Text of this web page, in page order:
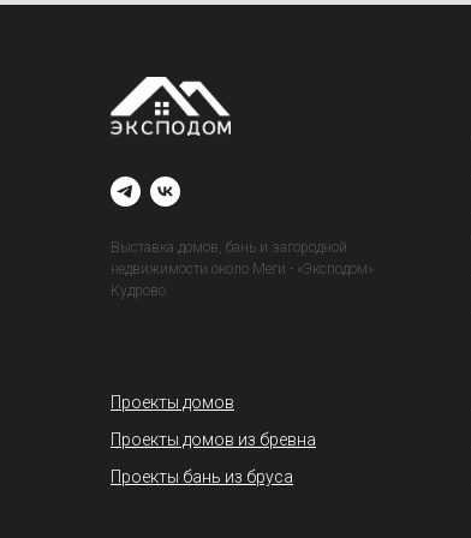
Выставка домов, бань и загородной
недвижимости около Меги - «Эксподом»
Кудрово
Проекты домов
Проекты домов из бревна
Проекты бань из бруса